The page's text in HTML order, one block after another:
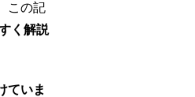
この記
く解説
ていま